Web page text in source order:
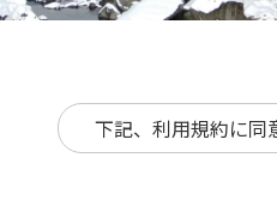
下記、利用規約に同